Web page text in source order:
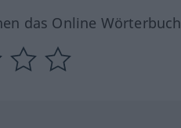
das Online